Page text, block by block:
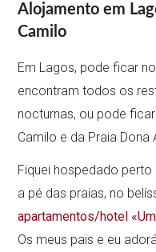
Alojamento em
Camilo
Em Lagos, pode ficar
encontram todos os
nocturnas, ou pode
Camilo e da Praia Dona
Fiquei hospedado
a pé das praias, no
apartamentos/hotel
Os meus pais e eu